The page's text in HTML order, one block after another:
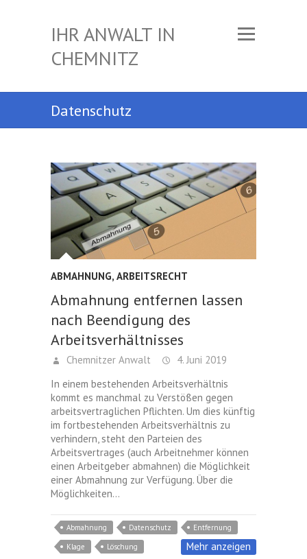
IHR ANWALT IN
CHEMNITZ
Datenschutz
ABMAHNUNG, ARBEITSRECHT
Abmahnung entfernen lassen
nach Beendigung des
Arbeitsverhältnisses
Chemnitzer Anwalt
4. Juni 2019
In einem bestehenden Arbeitsverhältnis
kommt es manchmal zu Verstößen gegen
arbeitsvertraglichen Pflichten. Um dies künftig
im fortbestehenden Arbeitsverhältnis zu
verhindern, steht den Parteien des
Arbeitsvertrages (auch Arbeitnehmer können
einen Arbeitgeber abmahnen) die Möglichkeit
einer Abmahnung zur Verfügung. Über die
Möglichkeiten…
Abmahnung Datenschutz
Entfernung
Klage
Löschung Mehr anzeigen